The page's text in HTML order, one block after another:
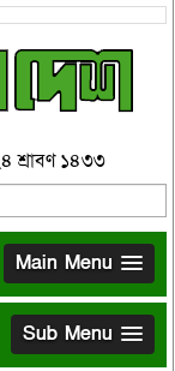
শ্রাবণ ১৪৩৩
Main Menu
Sub Menu